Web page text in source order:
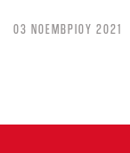
03 ΝΟΕΜΒΡΙΟΥ 2021